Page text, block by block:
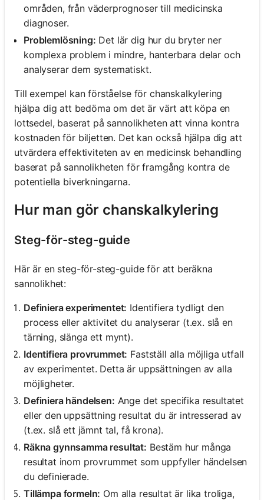
områden, från väderprognoser till medicinska
diagnoser.
Problemlösning: Det lär dig hur du bryter ner
komplexa problem i mindre, hanterbara delar och
analyserar dem systematiskt.
Till exempel kan förståelse för chanskalkylering
hjälpa dig att bedöma om det är värt att köpa en
lottsedel, baserat på sannolikheten att vinna kontra
kostnaden för biljetten. Det kan också hjälpa dig att
utvärdera effektiviteten av en medicinsk behandling
baserat på sannolikheten för framgång kontra de
potentiella biverkningarna.
Hur man gör chanskalkylering
Steg-för-steg-guide
Här är en steg-för-steg-guide för att beräkna
sannolikhet:
Definiera experimentet: Identifiera tydligt den
process eller aktivitet du analyserar (t.ex. slå en
tärning, slänga ett mynt).
Identifiera provrummet: Fastställ alla möjliga utfall
av experimentet. Detta är uppsättningen av alla
möjligheter.
Definiera händelsen: Ange det specifika resultatet
eller den uppsättning resultat du är intresserad av
(t.ex. slå ett jämnt tal, få krona).
Räkna gynnsamma resultat: Bestäm hur många
resultat inom provrummet som uppfyller händelsen
du definierade.
Tillämpa formeln: Om alla resultat är lika troliga,